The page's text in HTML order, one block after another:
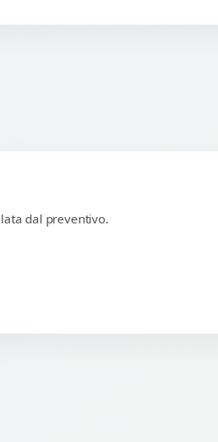
dal preventivo.